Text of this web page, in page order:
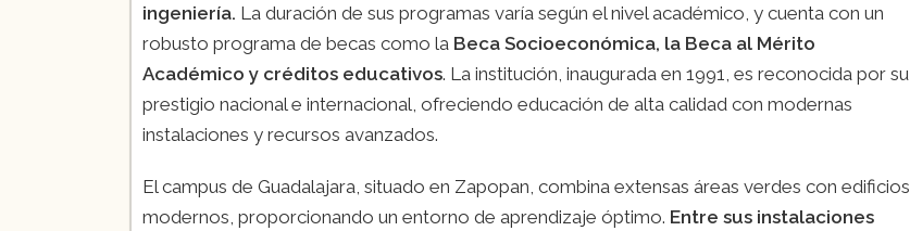
ingeniería. La duración de sus programas varía según el nivel académico, y cuenta con un
robusto programa de becas como la Beca Socioeconómica, la Beca al Mérito
Académico y créditos educativos. La institución, inaugurada en 1991, es reconocida por su
prestigio nacional e internacional, ofreciendo educación de alta calidad con modernas
instalaciones y recursos avanzados.
El campus de Guadalajara, situado en Zapopan, combina extensas áreas verdes con edificios
modernos, proporcionando un entorno de aprendizaje óptimo. Entre sus instalaciones